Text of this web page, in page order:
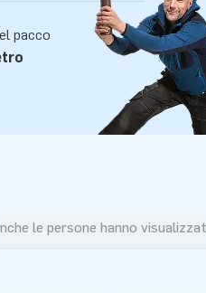
pacco
le persone hanno